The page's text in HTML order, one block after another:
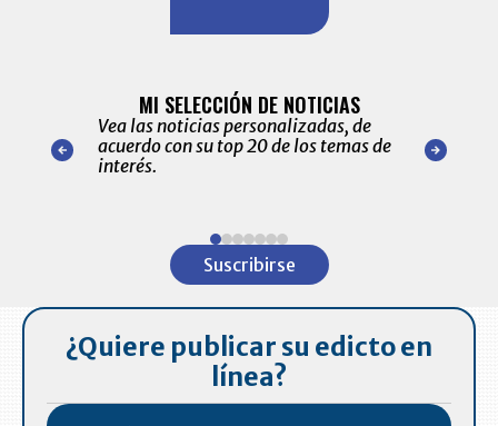
nuestro
para
MI SELECCIÓN DE NOTICIAS
Vea las noticias personalizadas, de
acuerdo con su top 20 de los temas de
interés.
de las
Suscribirse
¿Quiere publicar su edicto en
línea?